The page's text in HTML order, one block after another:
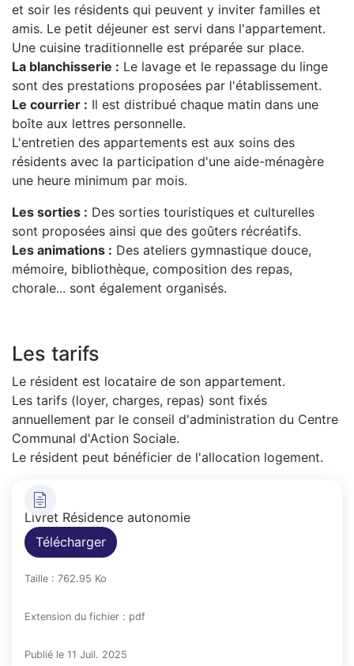
et soir les résidents qui peuvent y inviter familles et
amis. Le petit déjeuner est servi dans l'appartement.
Une cuisine traditionnelle est préparée sur place.
La blanchisserie : Le lavage et le repassage du linge
sont des prestations proposées par l'établissement.
Le courrier : Il est distribué chaque matin dans une
boîte aux lettres personnelle.
L'entretien des appartements est aux soins des
résidents avec la participation d'une aide-ménagère
une heure minimum par mois.
Les sorties : Des sorties touristiques et culturelles
sont proposées ainsi que des goûters récréatifs.
Les animations : Des ateliers gymnastique douce,
mémoire, bibliothèque, composition des repas,
chorale... sont également organisés.
Les tarifs
Le résident est locataire de son appartement.
Les tarifs (loyer, charges, repas) sont fixés
annuellement par le conseil d'administration du Centre
Communal d'Action Sociale.
Le résident peut bénéficier de l'allocation logement.
Livret Résidence autonomie
Télécharger
Taille : 762.95 Ko
Extension du fichier : pdf
Publié le 11 Juil. 2025